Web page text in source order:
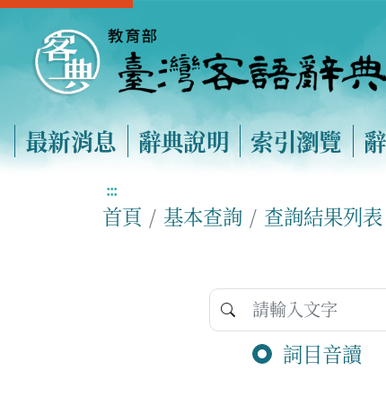
最新消息 辭典說明 索引瀏覽
:::
首頁 基本查詢 查詢結果列表
詞目音讀